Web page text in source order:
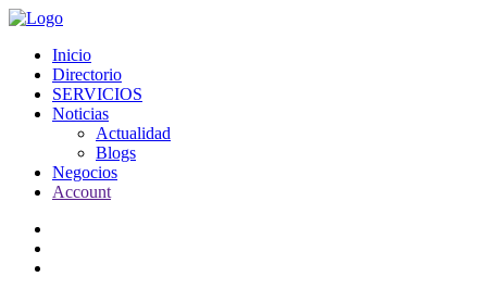
Inicio
Directorio
SERVICIOS
Noticias
Actualidad
Blogs
Negocios
Account